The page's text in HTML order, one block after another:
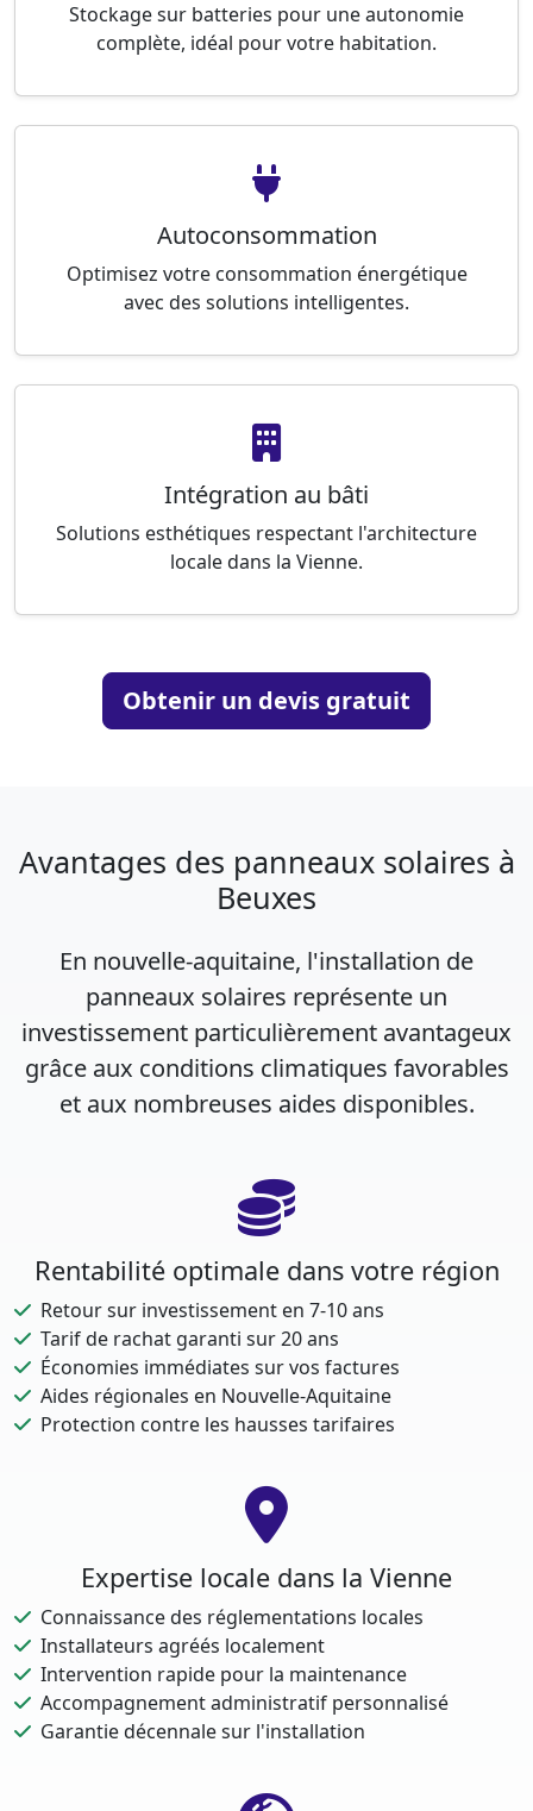
Stockage sur batteries pour une autonomie
complète, idéal pour votre habitation.
Autoconsommation
Optimisez votre consommation énergétique
avec des solutions intelligentes.
Intégration au bâti
Solutions esthétiques respectant l'architecture
locale dans la Vienne.
Obtenir un devis gratuit
Avantages des panneaux solaires à
Beuxes
En nouvelle-aquitaine, l'installation de
panneaux solaires représente un
investissement particulièrement avantageux
grâce aux conditions climatiques favorables
et aux nombreuses aides disponibles.
Rentabilité optimale dans votre région
Retour sur investissement en 7-10 ans
Tarif de rachat garanti sur 20 ans
Économies immédiates sur vos factures
Aides régionales en Nouvelle-Aquitaine
Protection contre les hausses tarifaires
Expertise locale dans la Vienne
Connaissance des réglementations locales
Installateurs agréés localement
Intervention rapide pour la maintenance
Accompagnement administratif personnalisé
Garantie décennale sur l'installation